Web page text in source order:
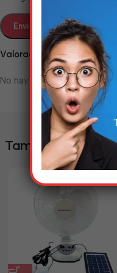
Valoraciones
No hay valoraciones aún.
También te
Em
incríveis.